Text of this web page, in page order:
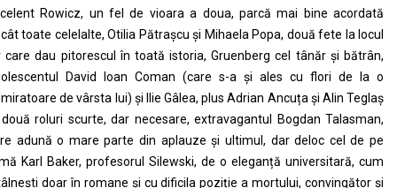
Rowicz, un fel de vioara a doua, parcă mai bine acordată
toate celelalte, Otilia Pătrașcu și Mihaela Popa, două fete la locul
care dau pitorescul în toată istoria, Gruenberg cel tânăr și bătrân,
David Ioan Coman (care s-a și ales cu flori de la o
de vârsta lui) și Ilie Gâlea, plus Adrian Ancuța și Alin Teglaș
roluri scurte, dar necesare, extravagantul Bogdan Talasman,
adună o mare parte din aplauze și ultimul, dar deloc cel de pe
Karl Baker, profesorul Silewski, de o eleganță universitară, cum
doar în romane și cu dificila poziție a mortului, convingător și